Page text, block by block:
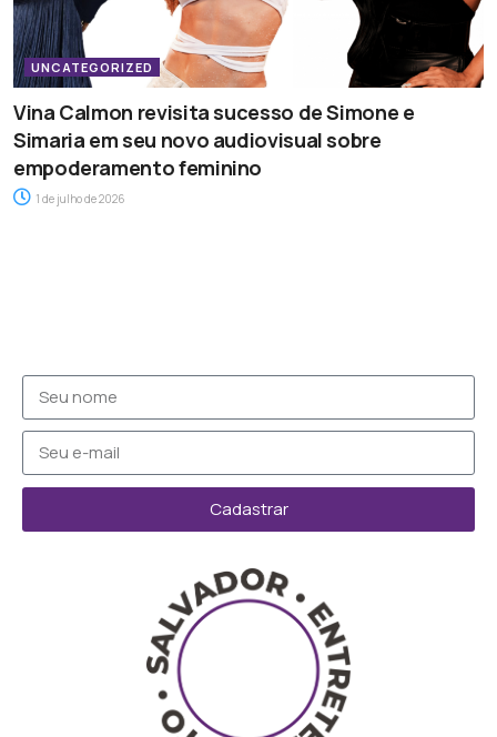
UNCATEGORIZED
Vina Calmon revisita sucesso de Simone e
Simaria em seu novo audiovisual sobre
empoderamento feminino
1 de julho de 2026
Cadastrar